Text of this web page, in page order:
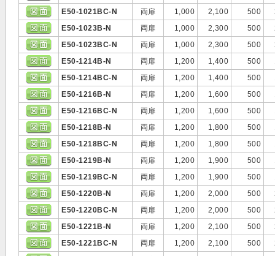
E50-1021BC-N
両扉 1,000 2,100 500
E50-1023B-N
両扉 1,000 2,300 500
E50-1023BC-N
両扉 1,000 2,300 500
E50-1214B-N
両扉 1,200 1,400 500
E50-1214BC-N
両扉 1,200 1,400 500
E50-1216B-N
両扉 1,200 1,600 500
E50-1216BC-N
両扉 1,200 1,600 500
E50-1218B-N
両扉 1,200 1,800 500
E50-1218BC-N
両扉 1,200 1,800 500
E50-1219B-N
両扉 1,200 1,900 500
E50-1219BC-N
両扉 1,200 1,900 500
E50-1220B-N
両扉 1,200 2,000 500
E50-1220BC-N
両扉 1,200 2,000 500
E50-1221B-N
両扉 1,200 2,100 500
E50-1221BC-N
両扉 1,200 2,100 500